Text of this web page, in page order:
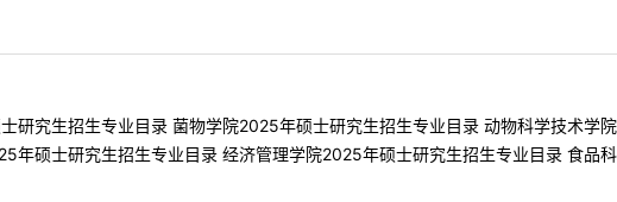
研究生招生专业目录 菌物学院2025年硕士研究生招生专业目录 动物科学技术学
年硕士研究生招生专业目录 经济管理学院2025年硕士研究生招生专业目录 食品